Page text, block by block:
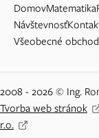
DomovMatematika
Návštevnosť
Všeobecné
2008 - 2026 © Ing.
Tvorba web stránok
r.o.